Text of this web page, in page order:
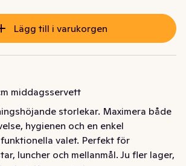
Lägg till i varukorgen
middagsservett
storlekar. Maximera både
hygienen och en enkel
valet. Perfekt för
luncher och mellanmål. Ju fler lager,